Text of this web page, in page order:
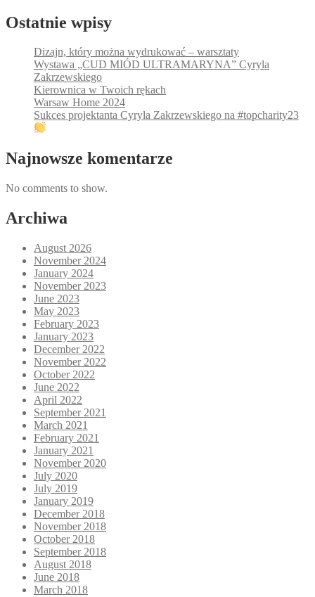
Ostatnie wpisy
Dizajn, który można wydrukować – warsztaty
Wystawa „CUD MIÓD ULTRAMARYNA” Cyryla
Zakrzewskiego
Kierownica w Twoich rękach
Warsaw Home 2024
Sukces projektanta Cyryla Zakrzewskiego na #topcharity23
Najnowsze komentarze
No comments to show.
Archiwa
August 2026
November 2024
January 2024
November 2023
June 2023
May 2023
February 2023
January 2023
December 2022
November 2022
October 2022
June 2022
April 2022
September 2021
March 2021
February 2021
January 2021
November 2020
July 2020
July 2019
January 2019
December 2018
November 2018
October 2018
September 2018
August 2018
June 2018
March 2018